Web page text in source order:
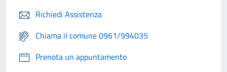
Richiedi Assistenza
Chiama il comune 0961/994035
Prenota un appuntamento